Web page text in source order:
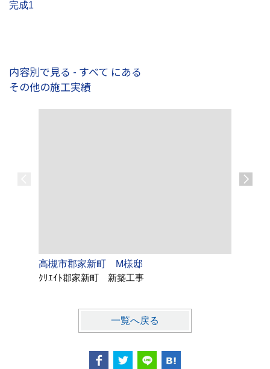
完成1
内容別で見る - すべて にある
その他の施工実績
高槻市郡家新町 M様邸
ｸﾘｴｲﾄ郡家新町 新築工事
一覧へ戻る